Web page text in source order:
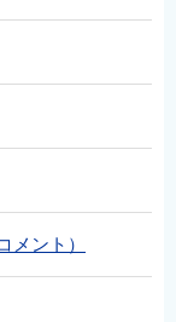
メント）